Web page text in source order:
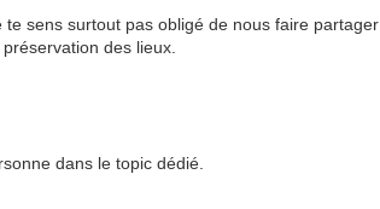
sens surtout pas obligé de nous faire partager
des lieux.
dans le topic dédié.